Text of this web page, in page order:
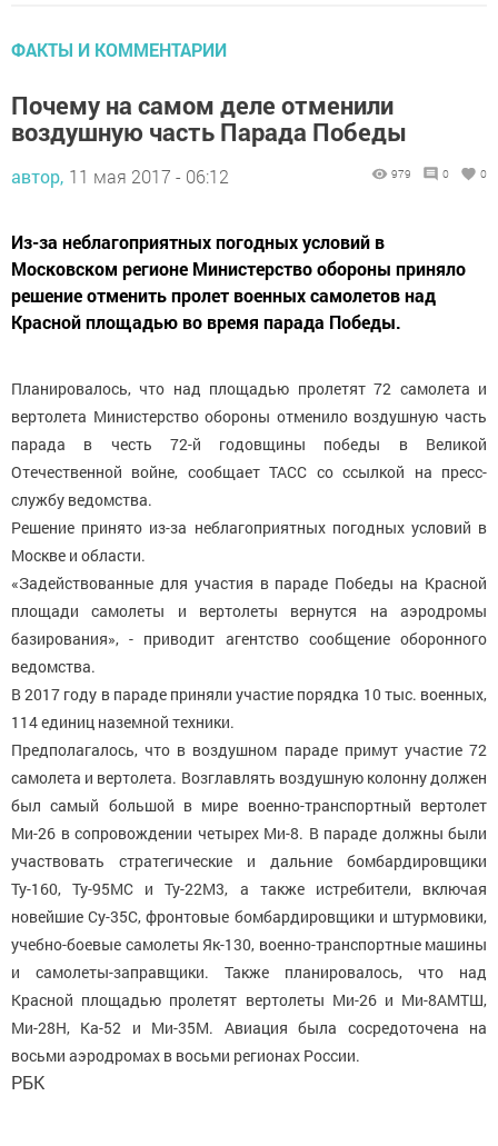
ФАКТЫ И КОММЕНТАРИИ
Почему на самом деле отменили
воздушную часть Парада Победы
автор, 11 мая 2017 - 06:12 979 0 0
Из-за неблагоприятных погодных условий в
Московском регионе Министерство обороны приняло
решение отменить пролет военных самолетов над
Красной площадью во время парада Победы.
Планировалось, что над площадью пролетят 72 самолета и
вертолета Министерство обороны отменило воздушную часть
парада в честь 72-й годовщины победы в Великой
Отечественной войне, сообщает ТАСС со ссылкой на пресс-
службу ведомства.
Решение принято из-за неблагоприятных погодных условий в
Москве и области.
«Задействованные для участия в параде Победы на Красной
площади самолеты и вертолеты вернутся на аэродромы
базирования», - приводит агентство сообщение оборонного
ведомства.
В 2017 году в параде приняли участие порядка 10 тыс. военных,
114 единиц наземной техники.
Предполагалось, что в воздушном параде примут участие 72
самолета и вертолета. Возглавлять воздушную колонну должен
был самый большой в мире военно-транспортный вертолет
Ми-26 в сопровождении четырех Ми-8. В параде должны были
участвовать стратегические и дальние бомбардировщики
Ту-160, Ту-95МС и Ту-22М3, а также истребители, включая
новейшие Су-35С, фронтовые бомбардировщики и штурмовики,
учебно-боевые самолеты Як-130, военно-транспортные машины
и самолеты-заправщики. Также планировалось, что над
Красной площадью пролетят вертолеты Ми-26 и Ми-8АМТШ,
Ми-28Н, Ка-52 и Ми-35М. Авиация была сосредоточена на
восьми аэродромах в восьми регионах России.
РБК